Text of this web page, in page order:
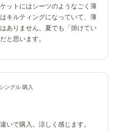
ットにはシーツのようなごく薄
キルティングになっていて、薄
ありません。夏でも「掛けてい
と思います。
ングル 購入
いで購入。涼しく感じます。